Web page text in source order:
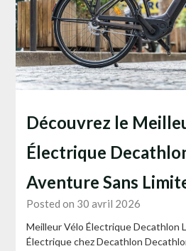
Découvrez le
Électrique
Aventure Sans
Posted on 30 avril 2026
Meilleur Vélo Électrique Decathlon
Électrique chez Decathlon